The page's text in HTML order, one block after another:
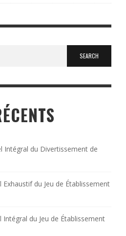
Intégral du Divertissement de
Exhaustif du Jeu de Établissement
Intégral du Jeu de Établissement